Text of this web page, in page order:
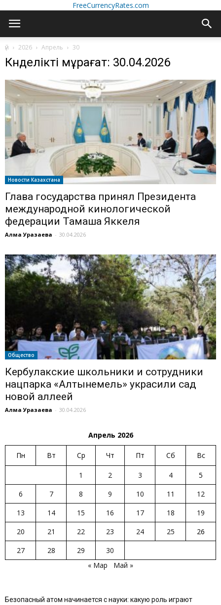
FreeCurrencyRates.com
үй 2026 Апрель 30
Күнделікті мұрағат: 30.04.2026
Новости Казахстана
Глава государства принял Президента
международной кинологической
федерации Тамаша Яккеля
Алма Уразаева - 30.04.2026
Общество
Кербулакские школьники и сотрудники
нацпарка «Алтынемель» украсили сад
новой аллеей
Алма Уразаева - 30.04.2026
Апрель 2026
Пн Вт Ср Чт Пт Сб Вс
1 2 3 4
5
6
7 8 9 10 11
12
13
14 15 16 17 18
19
20
21 22 23 24 25
26
27
28 29
30
« Мар
Май »
Безопасный атом начинается с науки: какую роль играют